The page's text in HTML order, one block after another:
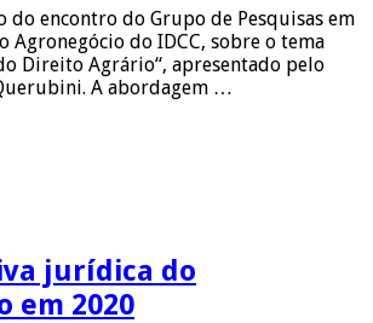
do encontro do Grupo de Pesquisas em
Agronegócio do IDCC, sobre o tema
Direito Agrário“, apresentado pelo
A abordagem …
jurídica do
em 2020